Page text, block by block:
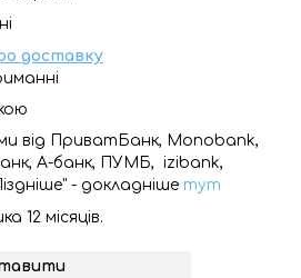
доставку
від ПриватБанк, Monobank,
А-банк, ПУМБ, izibank,
- докладніше тут
12 місяців.